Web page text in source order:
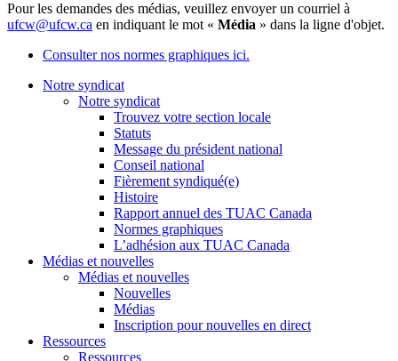
Pour les demandes des médias, veuillez envoyer un courriel à
ufcw@ufcw.ca en indiquant le mot « Média » dans la ligne d'objet.
Consulter nos normes graphiques ici.
Notre syndicat
Notre syndicat
Trouvez votre section locale
Statuts
Message du président national
Conseil national
Fièrement syndiqué(e)
Histoire
Rapport annuel des TUAC Canada
Normes graphiques
L’adhésion aux TUAC Canada
Médias et nouvelles
Médias et nouvelles
Nouvelles
Médias
Inscription pour nouvelles en direct
Ressources
Ressources